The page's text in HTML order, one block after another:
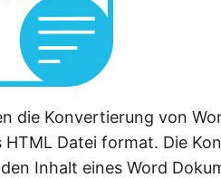
die Konvertierung von
HTML Datei format. Die
Inhalt eines Word